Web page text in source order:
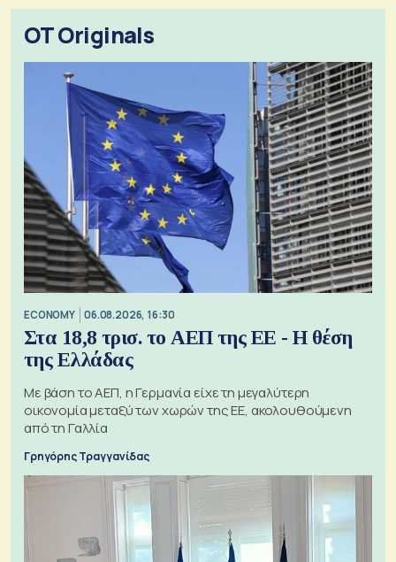
OT Originals
ECONOMY 06.08.2026, 16:30
Στα 18,8 τρισ. το ΑΕΠ της ΕΕ - Η θέση
της Ελλάδας
Με βάση το ΑΕΠ, η Γερμανία είχε τη μεγαλύτερη
οικονομία μεταξύ των χωρών της ΕΕ, ακολουθούμενη
από τη Γαλλία
Γρηγόρης Τραγγανίδας